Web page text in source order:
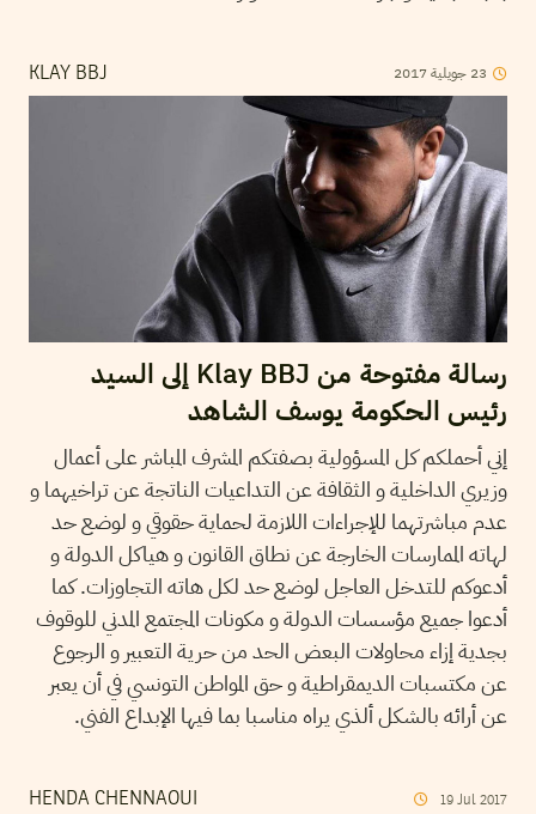
KLAY BBJ 23 جويلية2017
رسالة مفتوحة من Klay BBJ إلى السيد
رئيس الحكومة يوسف الشاهد
إني أحملكم كل المسؤولية بصفتكم المشرف المباشر على أعمال
وزيري الداخلية و الثقافة عن التداعيات الناتجة عن تراخيهما و
عدم مباشرتهما للإجراءات اللازمة لحماية حقوقي و لوضع حد
لهاته الممارسات الخارجة عن نطاق القانون و هياكل الدولة و
أدعوكم للتدخل العاجل لوضع حد لكل هاته التجاوزات. كما
أدعوا جميع مؤسسات الدولة و مكونات المجتمع المدني للوقوف
بجدية إزاء محاولات البعض الحد من حرية التعبير و الرجوع
عن مكتسبات الديمقراطية و حق المواطن التونسي في أن يعبر
عن أرائه بالشكل ألذي يراه مناسبا بما فيها الإبداع الفني.
HENDA CHENNAOUI 19 Jul 2017